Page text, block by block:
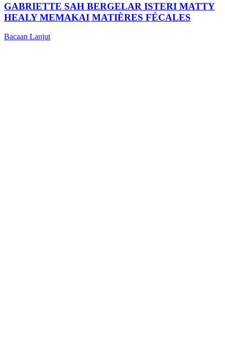
GABRIETTE SAH BERGELAR ISTERI MATTY
HEALY MEMAKAI MATIÈRES FÉCALES
Bacaan Lanjut